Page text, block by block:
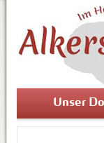
Unser